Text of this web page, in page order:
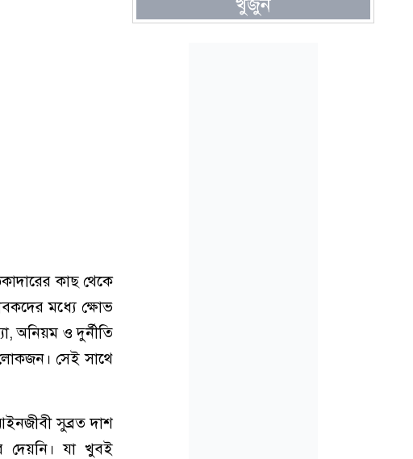
কাছ থেকে
মধ্যে ক্ষোভ
অনিয়ম ও দুর্নীতি
সেই সাথে
সুব্রত দাশ
দেয়নি। যা খুবই
খুঁজুন